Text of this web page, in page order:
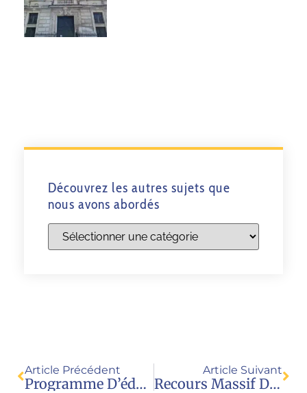
Découvrez les autres sujets que
nous avons abordés
Article Précédent
Programme D’éducation À La Sexualité : Rejoignez Le Recours En Justice À Venir
Article Suivant
Recours Massif Devant Le Conseil D’État Contre Le Programme D’éducation À La Sexualité (EVARS)